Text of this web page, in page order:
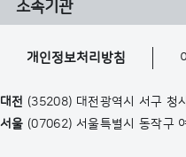
소속기관
개인정보처리방침
대전 (35208) 대전광역시 서구
서울 (07062) 서울특별시 동작구